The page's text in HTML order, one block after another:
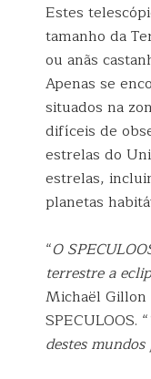
Estes
tamanho da
ou anãs
Apenas se
situados na
difíceis de
estrelas do
estrelas,
planetas
“O
terrestre a
Michaël Gillon
SPECULOOS. “
destes